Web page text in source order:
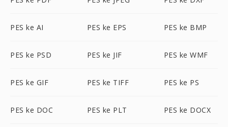
PES ke AI PES ke EPS PES ke BMP
PES ke PSD PES ke JIF PES ke WMF
PES ke GIF PES ke TIFF PES ke PS
PES ke DOC PES ke PLT PES ke DOCX